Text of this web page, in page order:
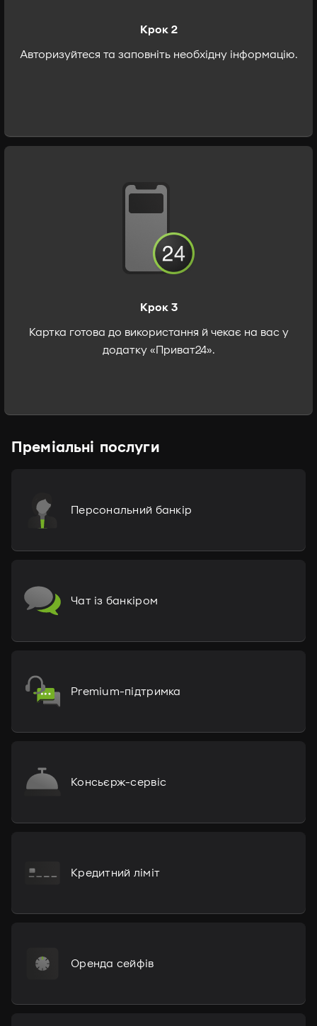
Крок 2
Авторизуйтеся та заповніть необхідну інформацію.
Крок 3
Картка готова до використання й чекає на вас у
додатку «Приват24».
Преміальні послуги
Персональний банкір
Чат із банкіром
Premium-підтримка
Консьєрж-сервіс
Кредитний ліміт
Оренда сейфів